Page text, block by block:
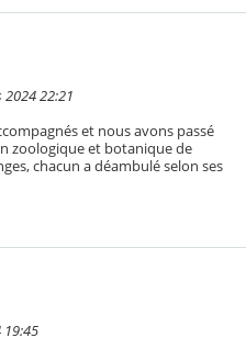
22:21
et nous avons passé
zoologique et botanique de
chacun a déambulé selon ses
19:45